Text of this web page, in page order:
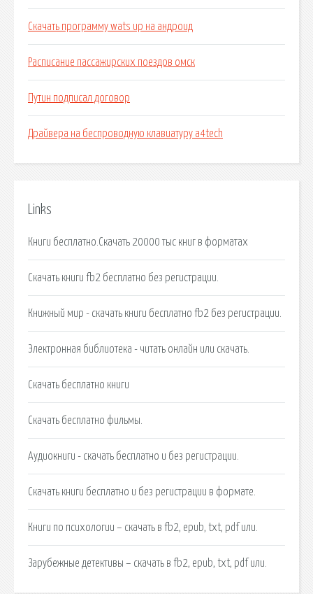
Скачать программу wats up на андроид
Расписание пассажирских поездов омск
Путин подписал договор
Драйвера на беспроводную клавиатуру a4tech
Links
Книги бесплатно.Скачать 20000 тыс книг в форматах
Скачать книги fb2 бесплатно без регистрации.
Книжный мир - скачать книги бесплатно fb2 без регистрации.
Электронная библиотека - читать онлайн или скачать.
Cкачать бесплатно книги
Скачать бесплатно фильмы.
Аудиокниги - скачать бесплатно и без регистрации.
Cкачать книги бесплатно и без регистрации в формате.
Книги по психологии – скачать в fb2, epub, txt, pdf или.
Зарубежные детективы – скачать в fb2, epub, txt, pdf или.